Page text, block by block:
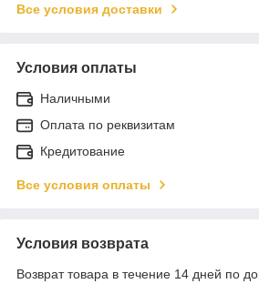
Все условия доставки
Условия оплаты
Наличными
Оплата по реквизитам
Кредитование
Все условия оплаты
Условия возврата
Возврат товара в течение 14 дней по